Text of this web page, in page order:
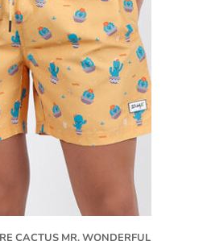
CACTUS MR. WONDERFUL